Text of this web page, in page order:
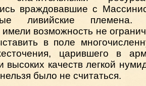
враждовавшие с
ливийские
возможность не
в поле
царившего в
высоких качеств легкой
было не считаться.